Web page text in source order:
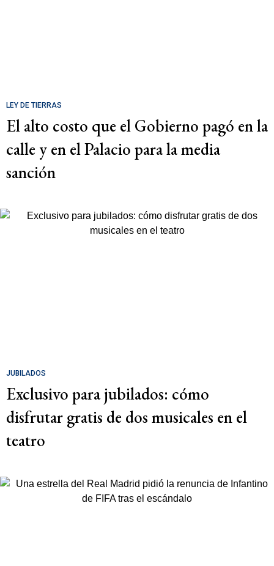
LEY DE TIERRAS
El alto costo que el Gobierno pagó en la
calle y en el Palacio para la media
sanción
JUBILADOS
Exclusivo para jubilados: cómo
disfrutar gratis de dos musicales en el
teatro